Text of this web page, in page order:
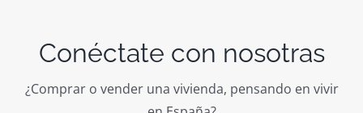
Conéctate con nosotras
¿Comprar o vender una vivienda, pensando en vivir